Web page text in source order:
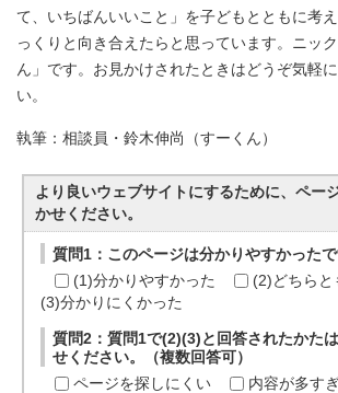
て、いちばんいいこと」を子どもとともに考
っくりと向き合えたらと思っています。ニッ
ん」です。お見かけされたときはどうぞ気軽
い。
執筆：相談員・鈴木伸尚（すーくん）
より良いウェブサイトにするために、ペー
かせください。
質問1：このページは分かりやすかったで
(1)分かりやすかった
(2)どちらと
(3)分かりにくかった
質問2：質問1で(2)(3)と回答されたかた
せください。（複数回答可）
ページを探しにくい
内容が多す